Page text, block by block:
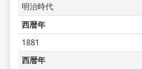
明治時代
西暦年
1881
西暦年